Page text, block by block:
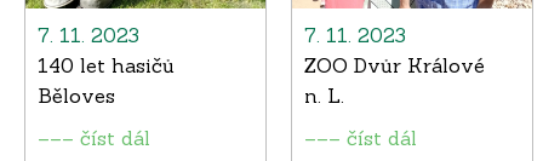
7. 11. 2023
140 let hasičů
Běloves
––– číst dál
7. 11. 2023
ZOO Dvůr Králové
n. L.
––– číst dál